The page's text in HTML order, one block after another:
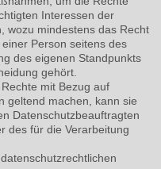
Interessen der
wozu mindestens das Recht
Person seitens des
des eigenen Standpunkts
gehört.
mit Bezug auf
geltend machen, kann sie
Datenschutzbeauftragten
des für die Verarbeitung